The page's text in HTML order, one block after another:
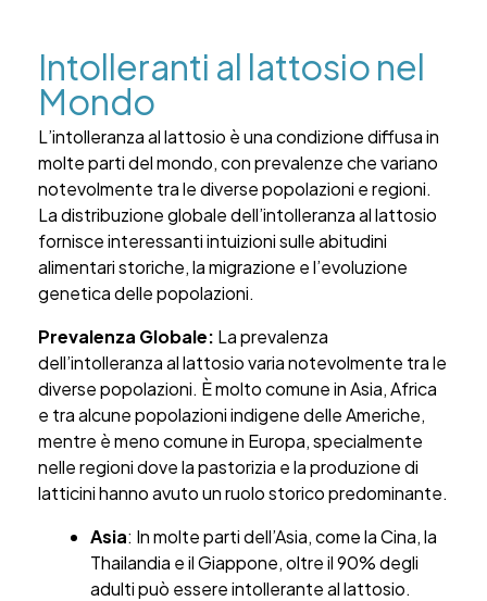
Intolleranti al lattosio nel
Mondo
L’intolleranza al lattosio è una condizione diffusa in
molte parti del mondo, con prevalenze che variano
notevolmente tra le diverse popolazioni e regioni.
La distribuzione globale dell’intolleranza al lattosio
fornisce interessanti intuizioni sulle abitudini
alimentari storiche, la migrazione e l’evoluzione
genetica delle popolazioni.
Prevalenza Globale: La prevalenza
dell’intolleranza al lattosio varia notevolmente tra le
diverse popolazioni. È molto comune in Asia, Africa
e tra alcune popolazioni indigene delle Americhe,
mentre è meno comune in Europa, specialmente
nelle regioni dove la pastorizia e la produzione di
latticini hanno avuto un ruolo storico predominante.
Asia: In molte parti dell’Asia, come la Cina, la
Thailandia e il Giappone, oltre il 90% degli
adulti può essere intollerante al lattosio.